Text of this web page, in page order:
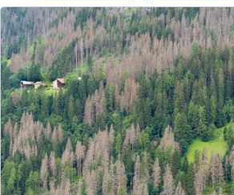
Veränderungen“